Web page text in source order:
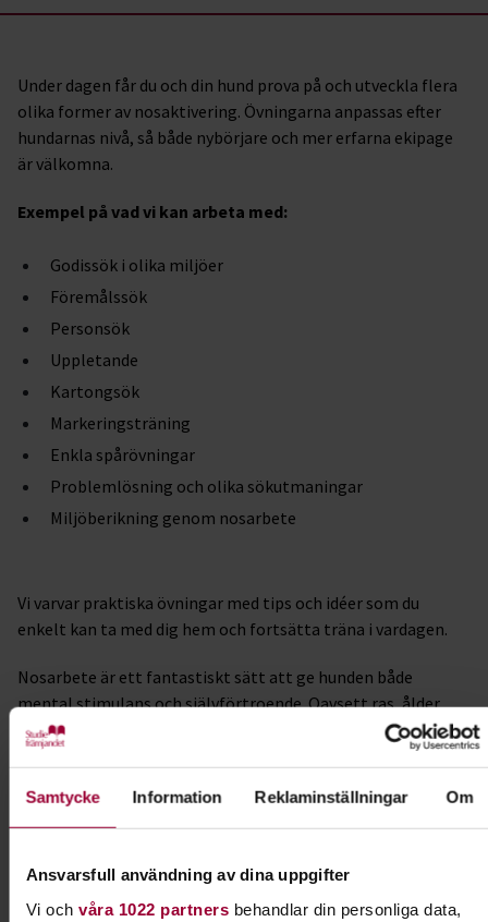
Samtycke Information Reklaminställningar Om
Ansvarsfull användning av dina uppgifter
Vi och våra 1022 partnersbehandlar din personliga data,
Under dagen får du och din hund prova på och utveckla flera
olika former av nosaktivering. Övningarna anpassas efter
hundarnas nivå, så både nybörjare och mer erfarna ekipage
är välkomna.
Exempel på vad vi kan arbeta med:
Godissök i olika miljöer
Föremålssök
Personsök
Uppletande
Kartongsök
Markeringsträning
Enkla spårövningar
Problemlösning och olika sökutmaningar
Miljöberikning genom nosarbete
Vi varvar praktiska övningar med tips och idéer som du
enkelt kan ta med dig hem och fortsätta träna i vardagen.
Nosarbete är ett fantastiskt sätt att ge hunden både
mental stimulans och självförtroende. Oavsett ras, ålder
eller tidigare erfarenhet får hunden använda sitt allra
främsta sinne – nosen!
Ta med:
Gott om små, mjuka belöningsgodisar